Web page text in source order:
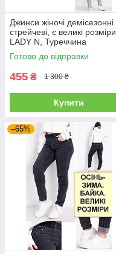
Джинси жіночі демісезонні
стрейчеві, є великі розміри,
LADY N, Туреччина
Готово до відправки
455 ₴ 1 300 ₴
Купити
–65%